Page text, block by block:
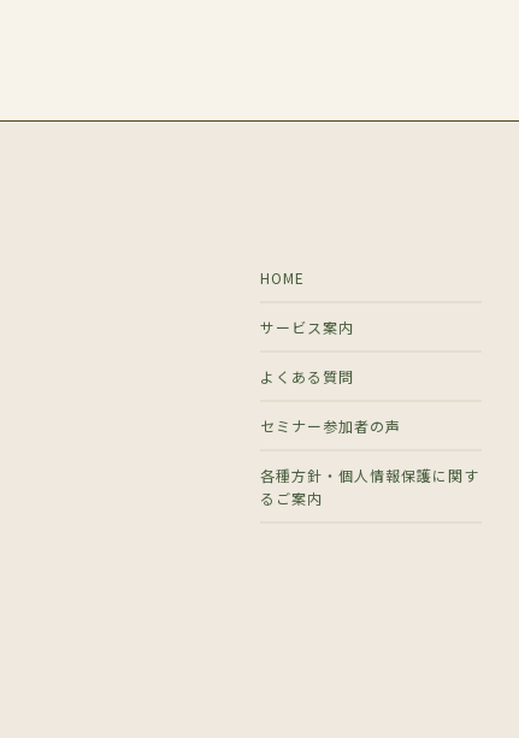
HOME
サービス案内
よくある質問
セミナー参加者の声
各種方針・個人情報保護に関す
るご案内